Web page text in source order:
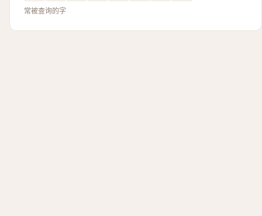
常被查询的字